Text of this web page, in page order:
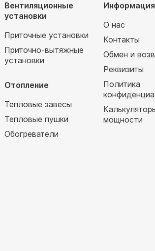
Вентиляционные
установки
Приточные установки
Приточно-вытяжные
установки
Отопление
Тепловые завесы
Тепловые пушки
Обогреватели
Информация
О нас
Контакты
Обмен и
Реквизиты
Политика
мощности